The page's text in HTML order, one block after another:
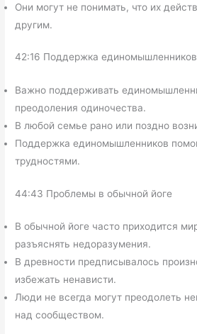
Они могут не понимать, что их
другим.
42:16 Поддержка единомышленников
Важно поддерживать
преодоления одиночества.
В любой семье рано или поздно
Поддержка единомышленников
трудностями.
44:43 Проблемы в обычной йоге
В обычной йоге часто приходится
разъяснять недоразумения.
В древности предписывалось
избежать ненависти.
Люди не всегда могут преодолеть
над сообществом.